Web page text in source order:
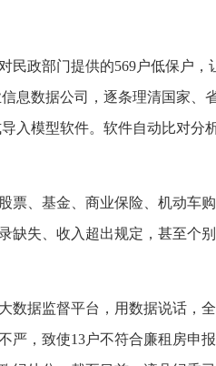
民政部门提供的569户低保户，
息数据公司，逐条理清国家、省
入模型软件。软件自动比对分析
票、基金、商业保险、机动车
缺失、收入超出规定，甚至个
数据监督平台，用数据说话，
严，致使13户不符合廉租房申